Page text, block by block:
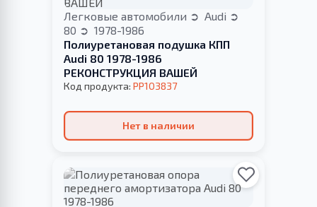
Легковые автомобили
Audi
80
1978-1986
Полиуретановая подушка КПП
Audi 80 1978-1986
РЕКОНСТРУКЦИЯ ВАШЕЙ
Код продукта: PP103837
Нет в наличии